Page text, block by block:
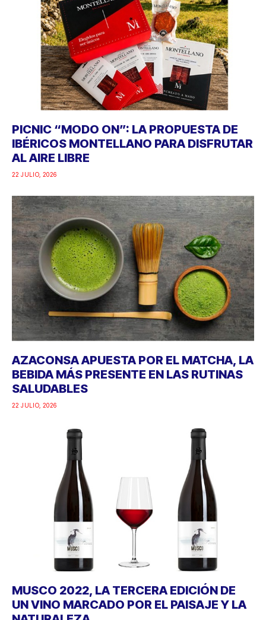
PICNIC “MODO ON”: LA PROPUESTA DE
IBÉRICOS MONTELLANO PARA DISFRUTAR
AL AIRE LIBRE
22 JULIO, 2026
AZACONSA APUESTA POR EL MATCHA, LA
BEBIDA MÁS PRESENTE EN LAS RUTINAS
SALUDABLES
22 JULIO, 2026
MUSCO 2022, LA TERCERA EDICIÓN DE
UN VINO MARCADO POR EL PAISAJE Y LA